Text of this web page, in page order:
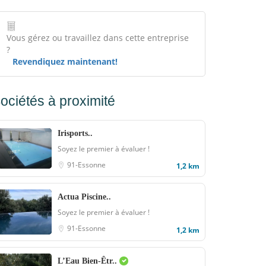
Vous gérez ou travaillez dans cette entreprise
?
Revendiquez maintenant!
à proximité
Irisports..
Soyez le premier à évaluer !
91-Essonne
1,2 km
Actua Piscine..
Soyez le premier à évaluer !
91-Essonne
1,2 km
L’Eau Bien-Êtr..